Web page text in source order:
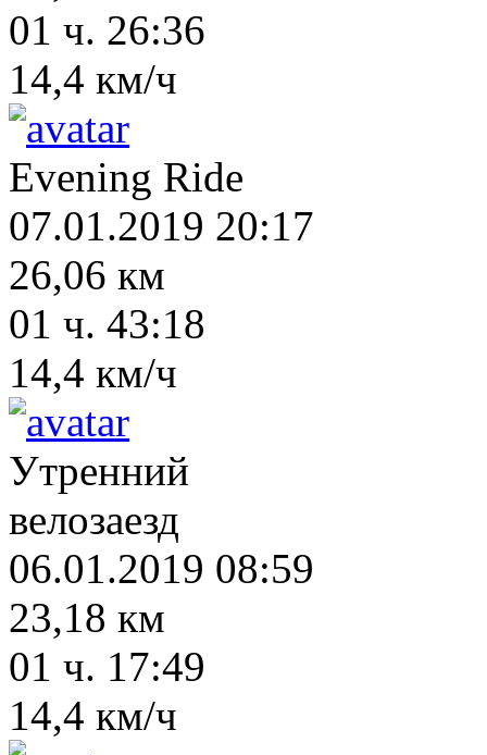
01 ч. 26:36
14,4 км/ч
Evening Ride
07.01.2019 20:17
26,06 км
01 ч. 43:18
14,4 км/ч
Утренний
велозаезд
06.01.2019 08:59
23,18 км
01 ч. 17:49
14,4 км/ч